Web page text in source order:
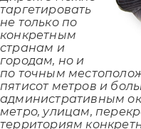
таргетировать
не только по
конкретным
странам и
городам, но и
по точным
пятисот метров и
административным
метро, улицам,
территориям